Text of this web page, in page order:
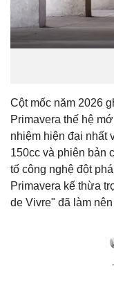
Cột mốc năm 2026
Primavera thế hệ
nhiệm hiện đại nhất
150cc và phiên bản
tố công nghệ đột
Primavera kế thừa
de Vivre" đã làm